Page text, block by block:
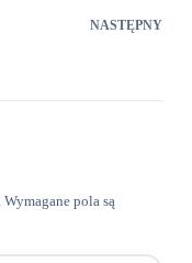
NASTĘPNY
Wymagane pola są